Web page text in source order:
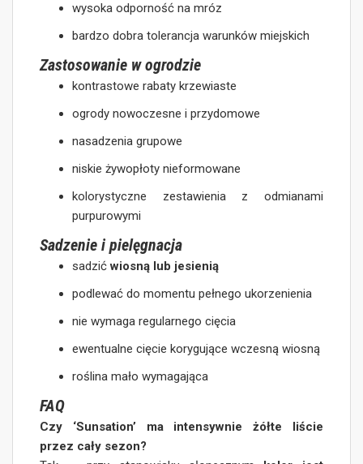
wysoka odporność na mróz
bardzo dobra tolerancja warunków miejskich
Zastosowanie w ogrodzie
kontrastowe rabaty krzewiaste
ogrody nowoczesne i przydomowe
nasadzenia grupowe
niskie żywopłoty nieformowane
kolorystyczne zestawienia z odmianami
purpurowymi
Sadzenie i pielęgnacja
sadzićwiosną lub jesienią
podlewać do momentu pełnego ukorzenienia
nie wymaga regularnego cięcia
ewentualne cięcie korygujące wczesną wiosną
roślina mało wymagająca
FAQ
Czy ‘Sunsation’ ma intensywnie żółte liście
przez cały sezon?